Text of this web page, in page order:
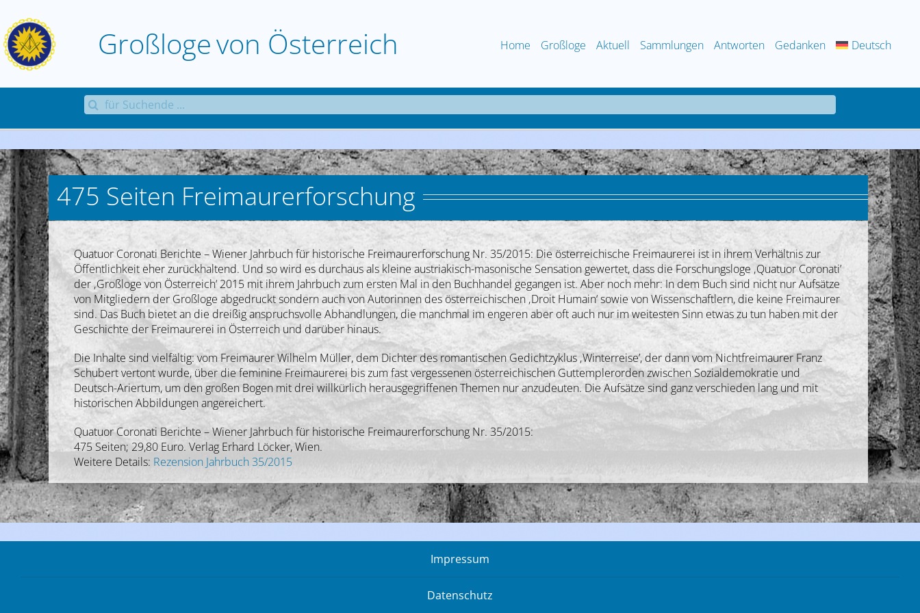
Inhalt
springen
Großlogevon Österreich Home Großloge Aktuell Sammlungen Antworten Gedanken Deutsch
Suche
nach:
475 Seiten Freimaurerforschung
Quatuor Coronati Berichte – Wiener Jahrbuch für historische Freimaurerforschung Nr. 35/2015: Die österreichische Freimaurerei ist in ihrem Verhältnis zur
Öffentlichkeit eher zurückhaltend. Und so wird es durchaus als kleine austriakisch-masonische Sensation gewertet, dass die Forschungsloge ‚Quatuor Coronati’
der ‚Großloge von Österreich‘ 2015 mit ihrem Jahrbuch zum ersten Mal in den Buchhandel gegangen ist. Aber noch mehr: In dem Buch sind nicht nur Aufsätze
von Mitgliedern der Großloge abgedruckt sondern auch von Autorinnen des österreichischen ‚Droit Humain‘ sowie von Wissenschaftlern, die keine Freimaurer
sind. Das Buch bietet an die dreißig anspruchsvolle Abhandlungen, die manchmal im engeren aber oft auch nur im weitesten Sinn etwas zu tun haben mit der
Geschichte der Freimaurerei in Österreich und darüber hinaus.
Die Inhalte sind vielfältig: vom Freimaurer Wilhelm Müller, dem Dichter des romantischen Gedichtzyklus ‚Winterreise’, der dann vom Nichtfreimaurer Franz
Schubert vertont wurde, über die feminine Freimaurerei bis zum fast vergessenen österreichischen Guttemplerorden zwischen Sozialdemokratie und
Deutsch-Ariertum, um den großen Bogen mit drei willkürlich herausgegriffenen Themen nur anzudeuten. Die Aufsätze sind ganz verschieden lang und mit
historischen Abbildungen angereichert.
Quatuor Coronati Berichte – Wiener Jahrbuch für historische Freimaurerforschung Nr. 35/2015:
475 Seiten; 29,80 Euro. Verlag Erhard Löcker, Wien.
Weitere Details: Rezension Jahrbuch 35/2015
Impressum
Datenschutz